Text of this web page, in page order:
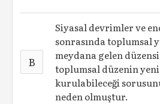
B
Siyasal devrimler ve
sonrasında toplumsal
meydana gelen
toplumsal düzenin
kurulabileceği
neden olmuştur.